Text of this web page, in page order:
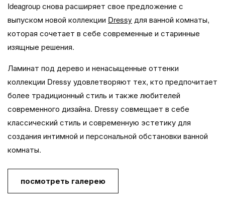
Ideagroup снова расширяет свое предложение с
выпуском новой коллекции Dressy для ванной комнаты,
которая сочетает в себе современные и старинные
изящные решения.
Ламинат под дерево и ненасыщенные оттенки
коллекции Dressy удовлетворяют тех, кто предпочитает
более традиционный стиль и также любителей
современного дизайна. Dressy совмещает в себе
классический стиль и современную эстетику для
создания интимной и персональной обстановки ванной
комнаты.
посмотреть галерею